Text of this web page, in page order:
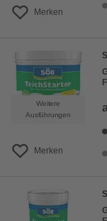
Merken
Weitere
Ausführungen
Merken